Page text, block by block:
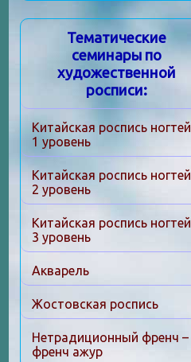
Тематические
семинары по
художественной
росписи:
Китайская роспись ногтей
1 уровень
Китайская роспись ногтей
2 уровень
Китайская роспись ногтей
3 уровень
Акварель
Жостовская роспись
Нетрадиционный френч –
френч ажур